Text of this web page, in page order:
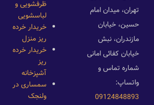
تهران، میدان امام
حسین، خیابان
مازندران، نبش
خیابان کفائی امانی
شماره تماس و
واتساپ:
09124848893
ظرفشویی و
لباسشویی
خریدار خرده
ریز منزل
خریدار خرده
ریز
آشپزخانه
سمساری در
ولنجک